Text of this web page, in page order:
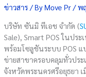
ข่าวสาร/ ByMove Pr/พ
บริษัท ซันมิ ทีเอช จำกัด (
Sale), Smart POS ในปร
พร้อมโซลูชันระบบ POS แ
ข่ายสาขาครอบคลุมทั่วปร
จังหวัดพระนครศรีอยุธยา